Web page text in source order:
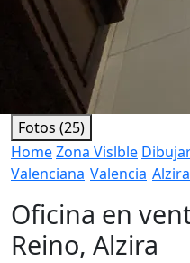
Fotos (25)
HomeZona Vislble
Valenciana Valencia Alzira
Oficina en
Reino, Alzira